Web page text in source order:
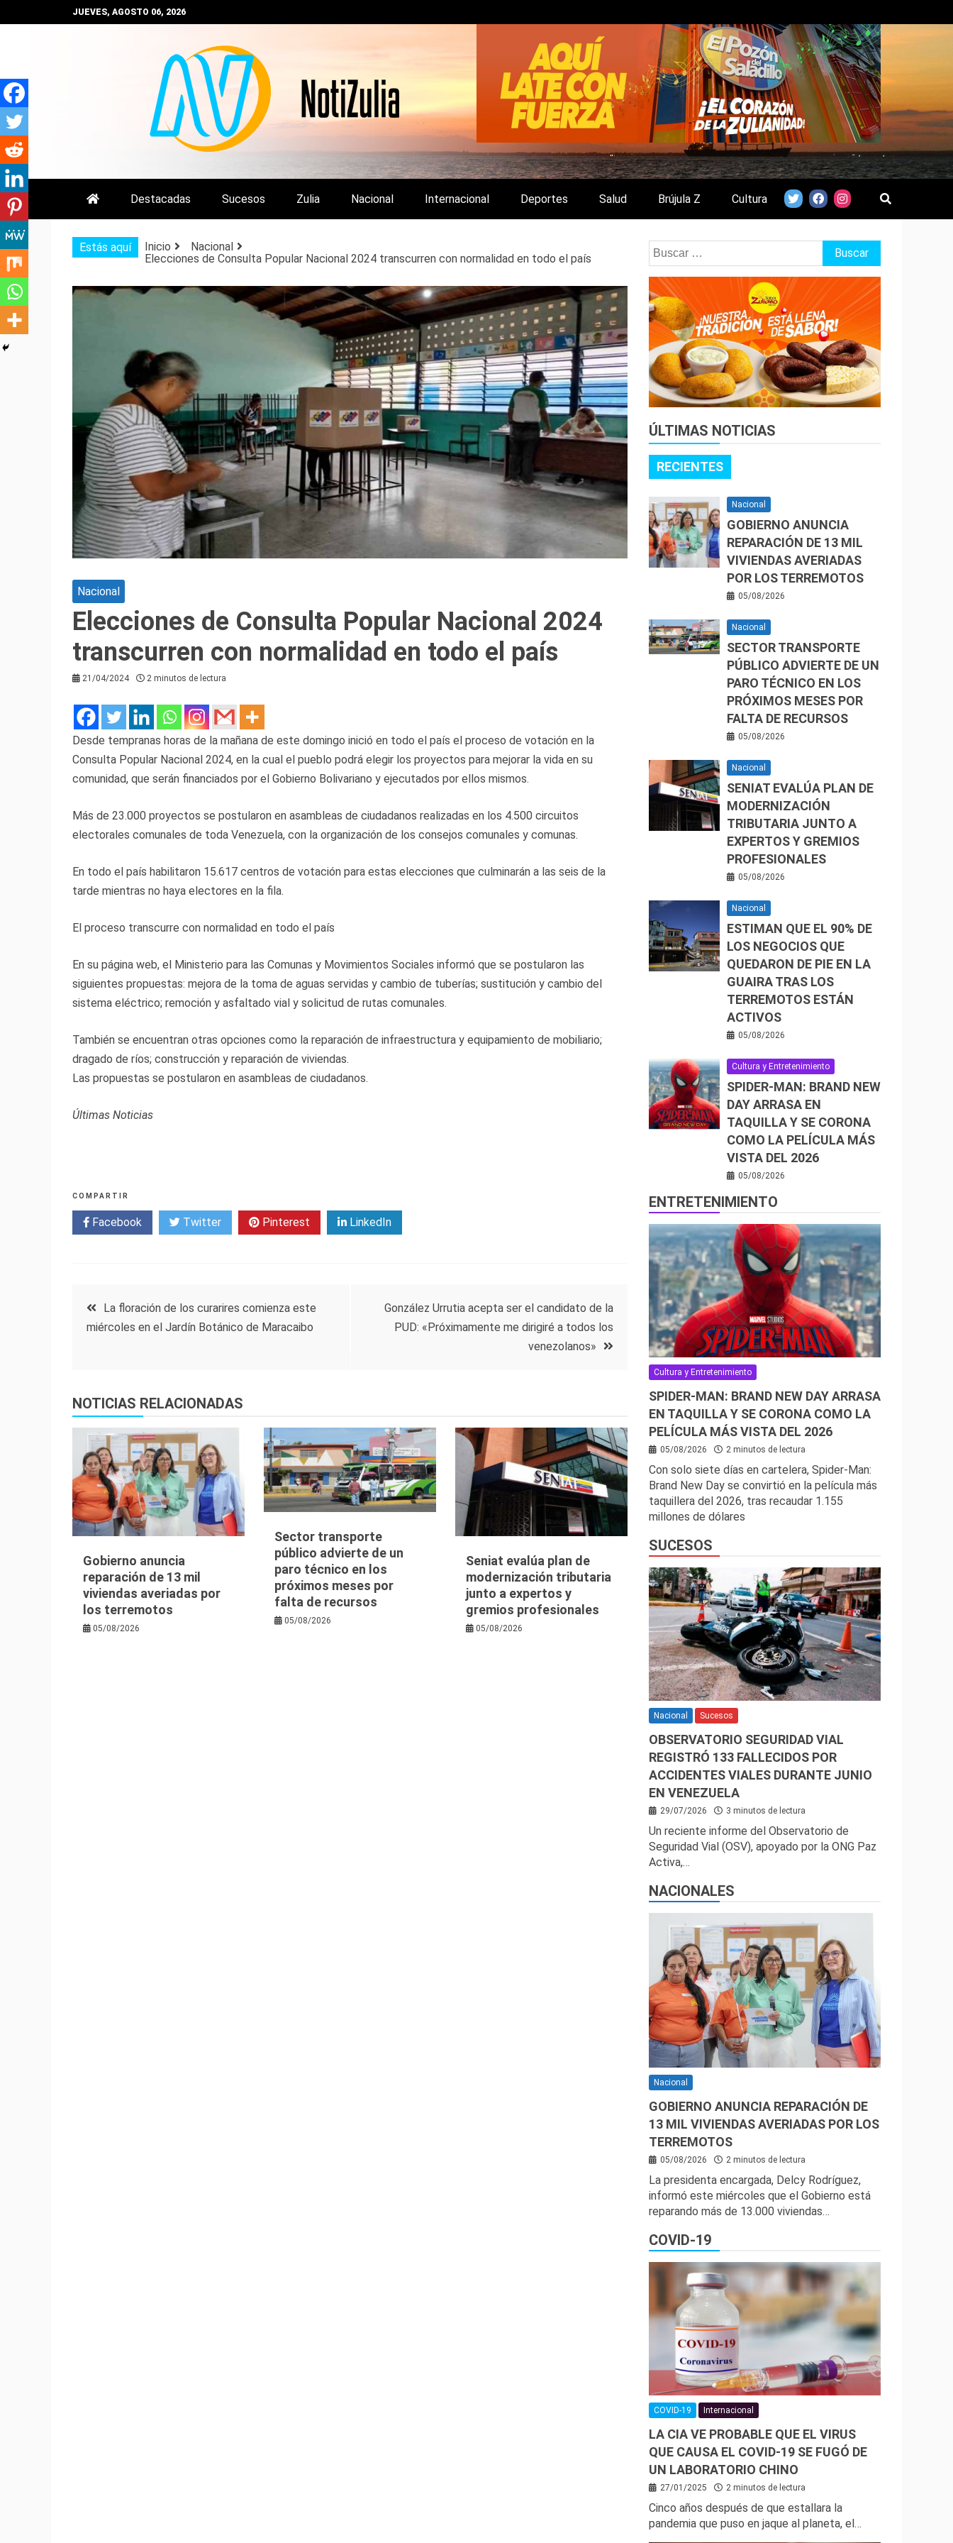
al
JUEVES, AGOSTO 06, 2026
NOTIZULIA
NOTICIAS DEL ZULIA, VENEZUELA Y DE INTERÉS GENERAL.
Destacadas Sucesos Zulia Nacional Internacional Deportes Salud Brújula Z Cultura
Estás aquí Inicio
Nacional
Elecciones de Consulta Popular Nacional 2024 transcurren con normalidad en todo el país
Nacional
Elecciones de Consulta Popular Nacional 2024
transcurren con normalidad en todo el país
21/04/2024 2 minutos de lectura
Desde tempranas horas de la mañana de este domingo inició en todo el país el proceso de votación en la
Consulta Popular Nacional 2024, en la cual el pueblo podrá elegir los proyectos para mejorar la vida en su
comunidad, que serán financiados por el Gobierno Bolivariano y ejecutados por ellos mismos.
Más de 23.000 proyectos se postularon en asambleas de ciudadanos realizadas en los 4.500 circuitos
electorales comunales de toda Venezuela, con la organización de los consejos comunales y comunas.
En todo el país habilitaron 15.617 centros de votación para estas elecciones que culminarán a las seis de la
tarde mientras no haya electores en la fila.
El proceso transcurre con normalidad en todo el país
En su página web, el Ministerio para las Comunas y Movimientos Sociales informó que se postularon las
siguientes propuestas: mejora de la toma de aguas servidas y cambio de tuberías; sustitución y cambio del
sistema eléctrico; remoción y asfaltado vial y solicitud de rutas comunales.
También se encuentran otras opciones como la reparación de infraestructura y equipamiento de mobiliario;
dragado de ríos; construcción y reparación de viviendas.
Las propuestas se postularon en asambleas de ciudadanos.
Últimas Noticias
COMPARTIR
Facebook Twitter Pinterest LinkedIn
Navegación
La floración de los curarires comienza este
miércoles en el Jardín Botánico de Maracaibo
González Urrutia acepta ser el candidato de la
PUD: «Próximamente me dirigiré a todos los
venezolanos»
NOTICIAS RELACIONADAS
Gobierno anuncia
reparación de 13 mil
viviendas averiadas por
los terremotos
05/08/2026
Sector transporte
público advierte de un
paro técnico en los
próximos meses por
falta de recursos
05/08/2026
Seniat evalúa plan de
modernización tributaria
junto a expertos y
gremios profesionales
05/08/2026
Buscar:
ÚLTIMAS NOTICIAS
RECIENTES
Nacional
GOBIERNO ANUNCIA
REPARACIÓN DE 13 MIL
VIVIENDAS AVERIADAS
POR LOS TERREMOTOS
05/08/2026
Nacional
SECTOR TRANSPORTE
PÚBLICO ADVIERTE DE UN
PARO TÉCNICO EN LOS
PRÓXIMOS MESES POR
FALTA DE RECURSOS
05/08/2026
Nacional
SENIAT EVALÚA PLAN DE
MODERNIZACIÓN
TRIBUTARIA JUNTO A
EXPERTOS Y GREMIOS
PROFESIONALES
05/08/2026
Nacional
ESTIMAN QUE EL 90% DE
LOS NEGOCIOS QUE
QUEDARON DE PIE EN LA
GUAIRA TRAS LOS
TERREMOTOS ESTÁN
ACTIVOS
05/08/2026
Cultura y Entretenimiento
SPIDER-MAN: BRAND NEW
DAY ARRASA EN
TAQUILLA Y SE CORONA
COMO LA PELÍCULA MÁS
VISTA DEL 2026
05/08/2026
ENTRETENIMIENTO
Cultura y Entretenimiento
SPIDER-MAN: BRAND NEW DAY ARRASA
EN TAQUILLA Y SE CORONA COMO LA
PELÍCULA MÁS VISTA DEL 2026
05/08/2026 2 minutos de lectura
Con solo siete días en cartelera, Spider-Man:
Brand New Day se convirtió en la película más
taquillera del 2026, tras recaudar 1.155
millones de dólares
SUCESOS
Nacional Sucesos
OBSERVATORIO SEGURIDAD VIAL
REGISTRÓ 133 FALLECIDOS POR
ACCIDENTES VIALES DURANTE JUNIO
EN VENEZUELA
29/07/2026 3 minutos de lectura
Un reciente informe del Observatorio de
Seguridad Vial (OSV), apoyado por la ONG Paz
Activa,…
NACIONALES
Nacional
GOBIERNO ANUNCIA REPARACIÓN DE
13 MIL VIVIENDAS AVERIADAS POR LOS
TERREMOTOS
05/08/2026 2 minutos de lectura
La presidenta encargada, Delcy Rodríguez,
informó este miércoles que el Gobierno está
reparando más de 13.000 viviendas…
COVID-19
COVID-19 Internacional
LA CIA VE PROBABLE QUE EL VIRUS
QUE CAUSA EL COVID-19 SE FUGÓ DE
UN LABORATORIO CHINO
27/01/2025 2 minutos de lectura
Cinco años después de que estallara la
pandemia que puso en jaque al planeta, el…